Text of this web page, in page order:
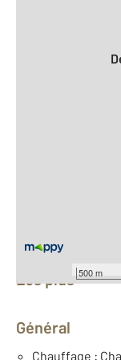
500 m
Équipements
Les plus
Général
Chauffage :